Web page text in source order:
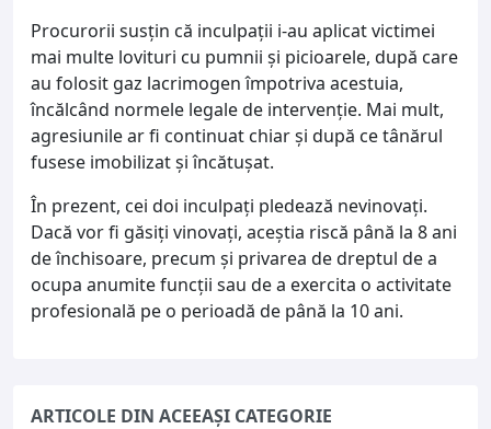
Procurorii susțin că inculpații i-au aplicat victimei
mai multe lovituri cu pumnii și picioarele, după care
au folosit gaz lacrimogen împotriva acestuia,
încălcând normele legale de intervenție. Mai mult,
agresiunile ar fi continuat chiar și după ce tânărul
fusese imobilizat și încătușat.
În prezent, cei doi inculpați pledează nevinovați.
Dacă vor fi găsiți vinovați, aceștia riscă până la 8 ani
de închisoare, precum și privarea de dreptul de a
ocupa anumite funcții sau de a exercita o activitate
profesională pe o perioadă de până la 10 ani.
ARTICOLE DIN ACEEAȘI CATEGORIE